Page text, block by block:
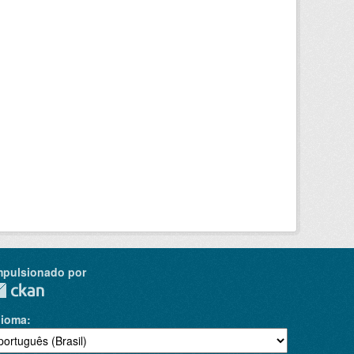
por